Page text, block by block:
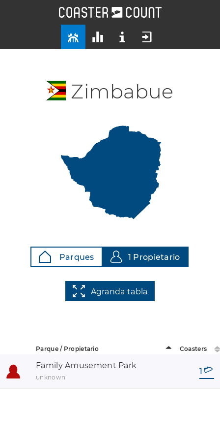
Zimbabue
Parques 1 Propietario
Agranda tabla
Parque / Propietario Coasters
Family Amusement Park
unknown
1